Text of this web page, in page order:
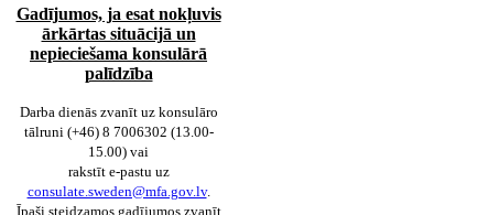
Gadījumos, ja esat nokļuvis
ārkārtas situācijā un
nepieciešama konsulārā
palīdzība
Darba dienās zvanīt uz konsulāro
tālruni (+46) 8 7006302 (13.00-
15.00) vai
rakstīt e-pastu uz
consulate.sweden@mfa.gov.lv.
Īpaši steidzamos gadījumos zvanīt